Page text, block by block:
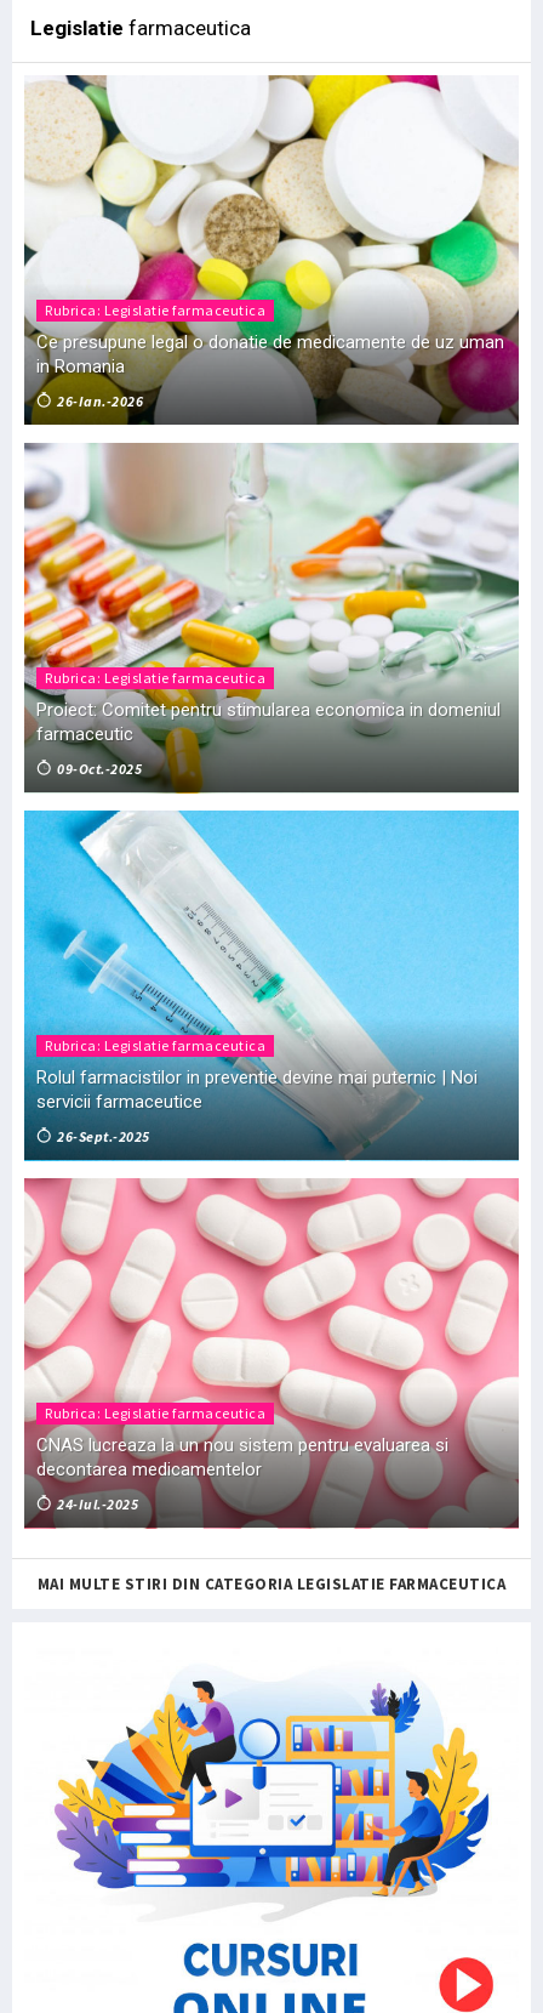
Legislatie farmaceutica
Rubrica: Legislatie farmaceutica
Ce presupune legal o donatie de medicamente de uz uman
in Romania
26-Ian.-2026
Rubrica: Legislatie farmaceutica
Proiect: Comitet pentru stimularea economica in domeniul
farmaceutic
09-Oct.-2025
Rubrica: Legislatie farmaceutica
Rolul farmacistilor in preventie devine mai puternic | Noi
servicii farmaceutice
26-Sept.-2025
Rubrica: Legislatie farmaceutica
CNAS lucreaza la un nou sistem pentru evaluarea si
decontarea medicamentelor
24-Iul.-2025
MAI MULTE STIRI DIN CATEGORIA LEGISLATIE FARMACEUTICA